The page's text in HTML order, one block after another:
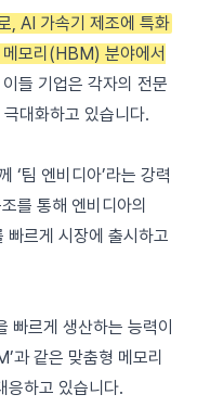
, AI 가속기 제조에 특화
모리(HBM) 분야에서
들 기업은 각자의 전문
대화하고 있습니다.
‘팀 엔비디아’라는 강력
를 통해 엔비디아의
르게 시장에 출시하고
빠르게 생산하는 능력이
과 같은 맞춤형 메모리
응하고 있습니다.